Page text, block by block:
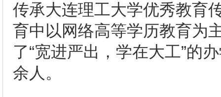
传承大连理工大学优秀教育
育中以网络高等学历教育为
了“宽进严出，学在大工”的
余人。